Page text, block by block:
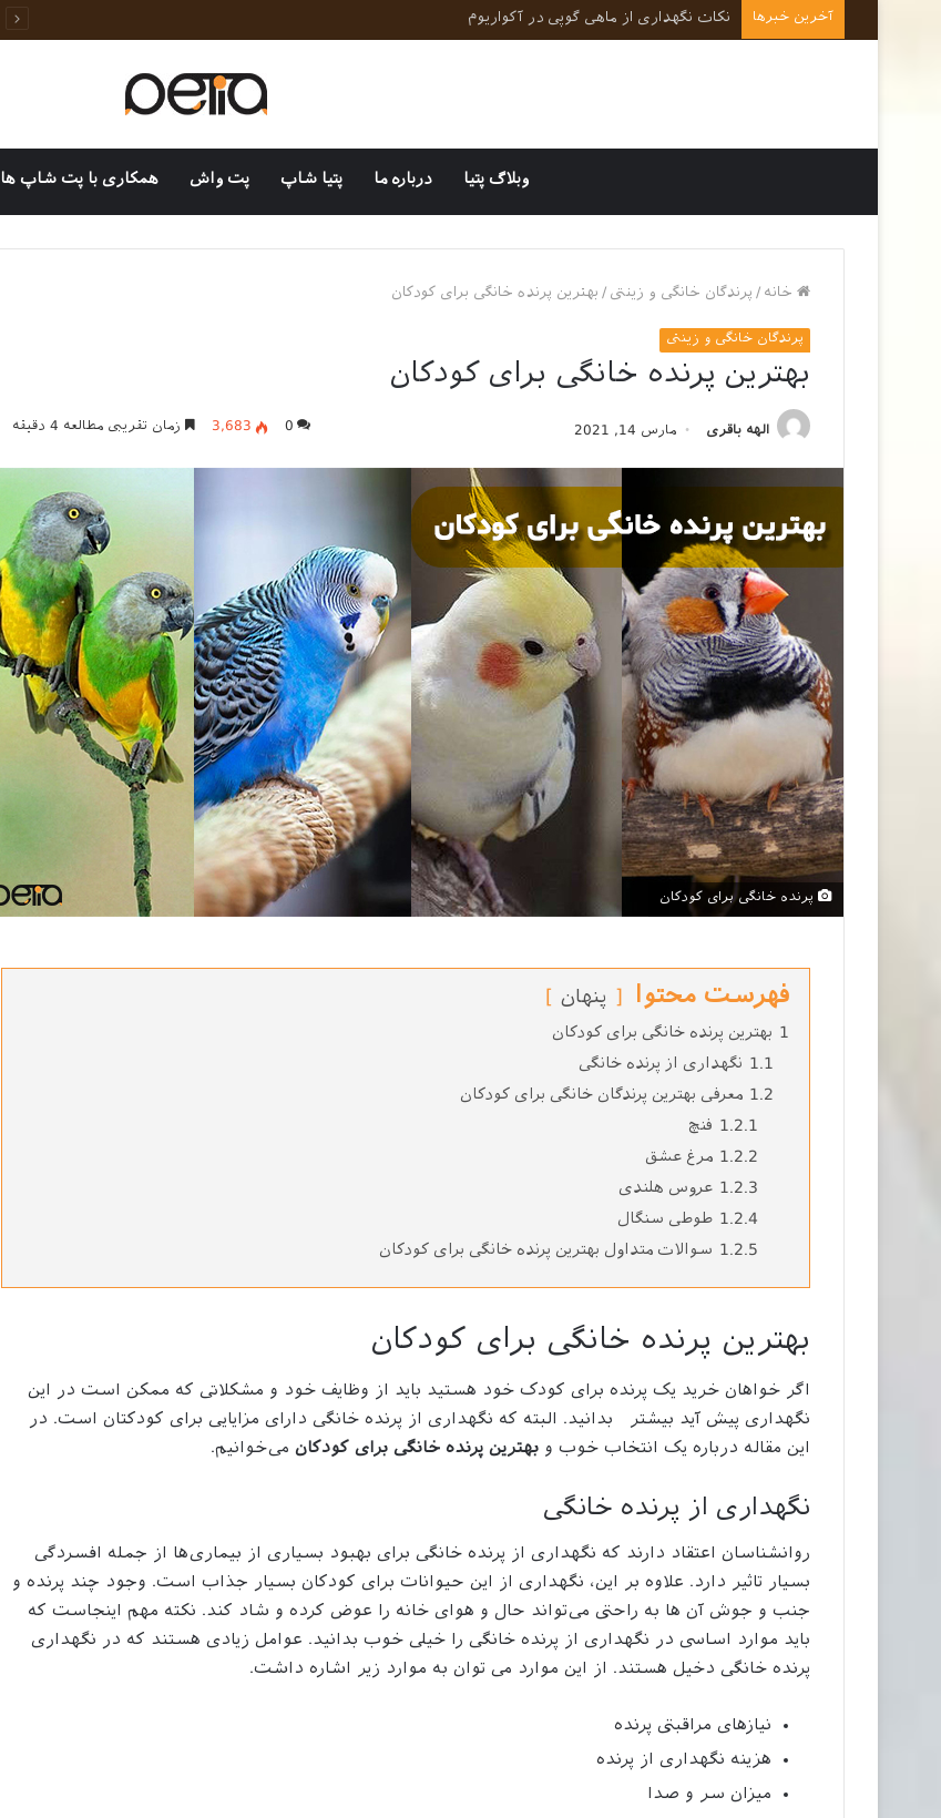
آخرین خبرها نکات کلیدی در رفتارشناسی و روانشناسی حیوانات خانگی
وبلاگ پتیا درباره ما پتیا شاپ پت واش همکاری با پت شاپ ها
خانه / پرندگان خانگی و زینتی / بهترین پرنده خانگی برای کودکان
پرندگان خانگی و زینتی
بهترین پرنده خانگی برای کودکان
الهه باقری مارس 14, 2021 0
3,683 زمان تقریبی مطالعه 4 دقیقه
پرنده خانگی برای کودکان
فهرست محتوا پنهان
1 بهترین پرنده خانگی برای کودکان
1.1 نگهداری از پرنده خانگی
1.2 معرفی بهترین پرندگان خانگی برای کودکان
1.2.1 فنچ
1.2.2 مرغ عشق
1.2.3 عروس هلندی
1.2.4 طوطی سنگال
1.2.5 سوالات متداول بهترین پرنده خانگی برای کودکان
بهترین پرنده خانگی برای کودکان
اگر خواهان خرید یک پرنده برای کودک خود هستید باید از وظایف خود و مشکلاتی که ممکن است در این
نگهداری پیش آید بیشتر بدانید. البته که نگهداری از پرنده خانگی دارای مزایایی برای کودکتان است. در
این مقاله درباره یک انتخاب خوب و بهترین پرنده خانگی برای کودکان می‌خوانیم.
نگهداری از پرنده خانگی
روانشناسان اعتقاد دارند که نگهداری از پرنده خانگی برای بهبود بسیاری از بیماری‌ها از جمله افسردگی
بسیار تاثیر دارد. علاوه بر این، نگهداری از این حیوانات برای کودکان بسیار جذاب است. وجود چند پرنده و
جنب و جوش آن ها به راحتی می‌تواند حال و هوای خانه را عوض کرده و شاد کند. نکته مهم اینجاست که
باید موارد اساسی در نگهداری از پرنده خانگی را خیلی خوب بدانید. عوامل زیادی هستند که در نگهداری
پرنده خانگی دخیل هستند. از این موارد می توان به موارد زیر اشاره داشت.
نیازهای مراقبتی پرنده
هزینه نگهداری از پرنده
میزان سر و صدا